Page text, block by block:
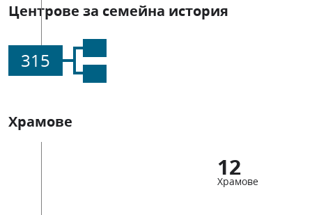
Центрове за семейна история
315
Храмове
12
Храмове